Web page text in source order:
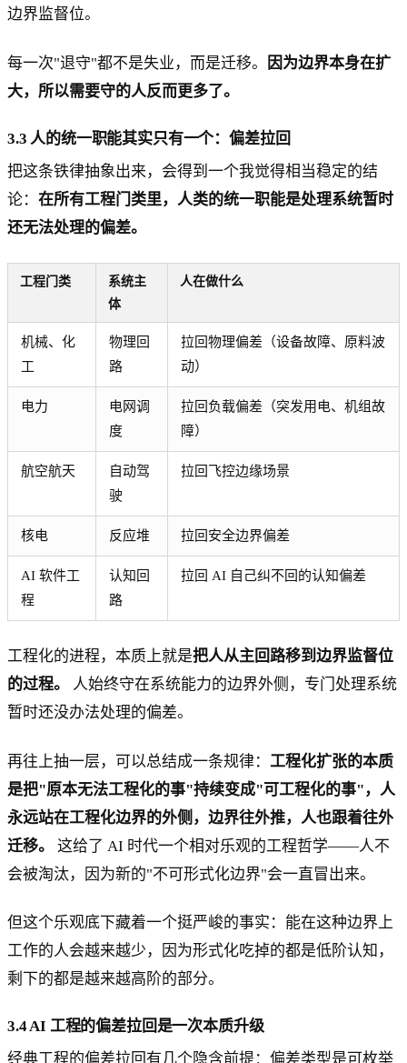
边界监督位。
每一次"退守"都不是失业，而是迁移。
因为边界本身在扩
大，所以需要守的人反而更多了。
3.3 人的统一职能其实只有一个：偏差拉回
把这条铁律抽象出来，会得到一个我觉得相当稳定的结
论： 在所有工程门类里，人类的统一职能是处理系统暂时
还无法处理的偏差。
工程门类
系统主
体
人在做什么
机械、化
工
物理回
路
拉回物理偏差（设备故障、原料波
动）
电力
电网调
度
拉回负载偏差（突发用电、机组故
障）
航空航天
自动驾
驶
拉回飞控边缘场景
核电 反应堆 拉回安全边界偏差
AI 软件工
程
认知回
路
拉回 AI 自己纠不回的认知偏差
工程化的进程，本质上就是把人从主回路移到边界监督位
的过程。
人始终守在系统能力的边界外侧，专门处理系统
暂时还没办法处理的偏差。
再往上抽一层，可以总结成一条规律： 工程化扩张的本质
是把"原本无法工程化的事"持续变成"可工程化的事"，人
永远站在工程化边界的外侧，边界往外推，人也跟着往外
迁移。
这给了 AI 时代一个相对乐观的工程哲学——人不
会被淘汰，因为新的"不可形式化边界"会一直冒出来。
但这个乐观底下藏着一个挺严峻的事实：能在这种边界上
工作的人会越来越少，因为形式化吃掉的都是低阶认知，
剩下的都是越来越高阶的部分。
3.4 AI 工程的偏差拉回是一次本质升级
经典工程的偏差拉回有几个隐含前提：偏差类型是可枚举